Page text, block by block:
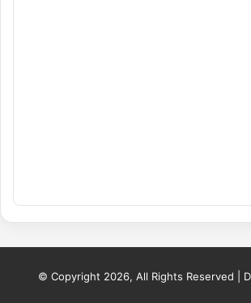
© Copyright 2026, All Rights Reserved |